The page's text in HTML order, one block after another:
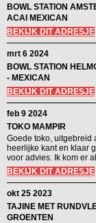
BOWL STATION
ACAI MEXICAN
BEKIJK DIT ADRESJE
mrt 6 2024
BOWL STATION
- MEXICAN
BEKIJK DIT ADRESJE
feb 9 2024
TOKO MAMPIR
Goede toko, uitgebreid
heerlijke kant en klaar
voor advies. Ik kom er
BEKIJK DIT ADRESJE
okt 25 2023
TAJINE MET
GROENTEN